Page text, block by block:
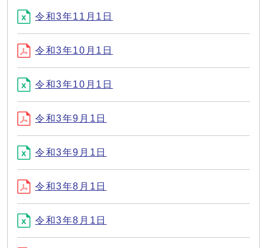
令和3年11月1日
令和3年10月1日
令和3年10月1日
令和3年9月1日
令和3年9月1日
令和3年8月1日
令和3年8月1日